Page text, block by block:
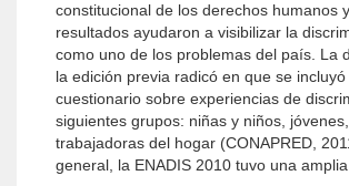
constitucional de los derechos humanos
resultados ayudaron a visibilizar la
como uno de los problemas del país. La
la edición previa radicó en que se incluyó
cuestionario sobre experiencias de
siguientes grupos: niñas y niños,
trabajadoras del hogar (CONAPRED,
general, la ENADIS 2010 tuvo una amplia